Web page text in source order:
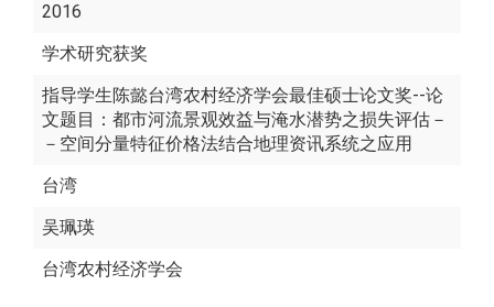
2016
学术研究获奖
指导学生陈懿台湾农村经济学会最佳硕士论文奖--论
文题目：都市河流景观效益与淹水潜势之损失评估－
－空间分量特征价格法结合地理资讯系统之应用
台湾
吴珮瑛
台湾农村经济学会